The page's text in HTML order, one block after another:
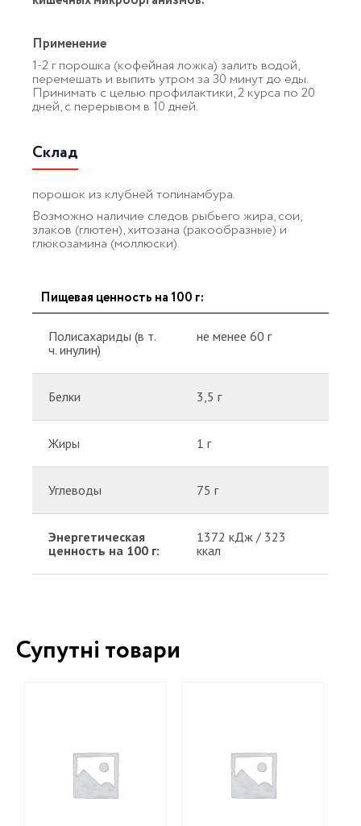
Применение
1-2 г порошка (кофейная ложка) залить водой,
перемешать и выпить утром за 30 минут до еды.
Принимать с целью профилактики, 2 курса по 20
дней, с перерывом в 10 дней.
Склад
порошок из клубней топинамбура.
Возможно наличие следов рыбьего жира, сои,
злаков (глютен), хитозана (ракообразные) и
глюкозамина (моллюски).
Пищевая ценность на 100 г:
Полисахариды (в т.
ч. инулин)
не менее 60 г
Белки 3,5 г
Жиры 1 г
Углеводы 75 г
Энергетическая
ценность на 100 г:
1372 кДж / 323
ккал
Супутні товари